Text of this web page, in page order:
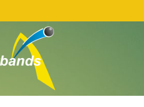
DJ_DAVE_LOGO
DJ DAVE/ DJ_DAVE_LOGO